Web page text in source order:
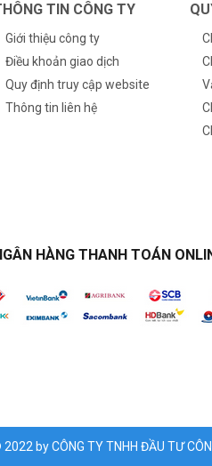
TIN CÔNG TY
Giới thiệu công ty
Điều khoản giao dịch
Quy định truy cập website
Thông tin liên hệ
HÀNG THANH TOÁN
by CÔNG TY TNHH ĐẦU TƯ